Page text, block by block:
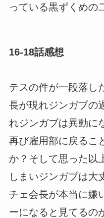
っている黒ずくめの
16-18話感想
テスの件が一段落し
長が現れジンガブの
れジンガブは異動に
再び雇用部に戻るこ
か？そして思った以
しまいジンガブは大
チェ会長が本当に嫌
ーになると見てるの